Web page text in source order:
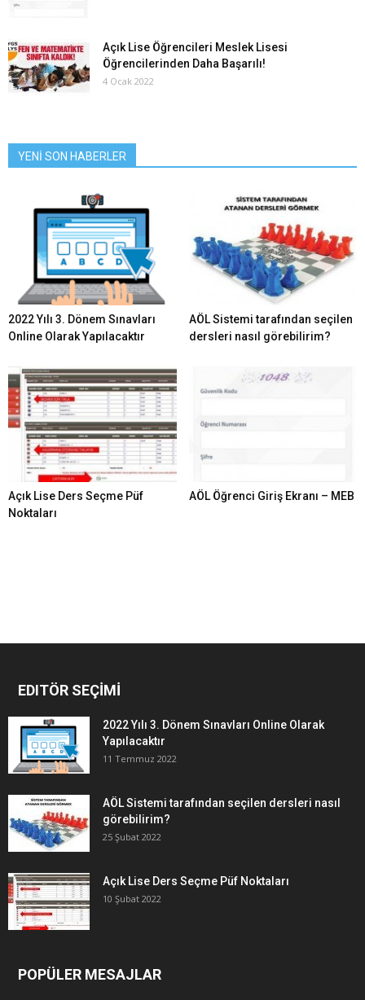
Açık Lise Öğrencileri Meslek Lisesi
Öğrencilerinden Daha Başarılı!
4 Ocak 2022
YENİ SON HABERLER
2022 Yılı 3. Dönem Sınavları
Online Olarak Yapılacaktır
AÖL Sistemi tarafından seçilen
dersleri nasıl görebilirim?
Açık Lise Ders Seçme Püf
Noktaları
AÖL Öğrenci Giriş Ekranı – MEB
EDITÖR SEÇİMİ
2022 Yılı 3. Dönem Sınavları Online Olarak
Yapılacaktır
11 Temmuz 2022
AÖL Sistemi tarafından seçilen dersleri nasıl
görebilirim?
25 Şubat 2022
Açık Lise Ders Seçme Püf Noktaları
10 Şubat 2022
POPÜLER MESAJLAR